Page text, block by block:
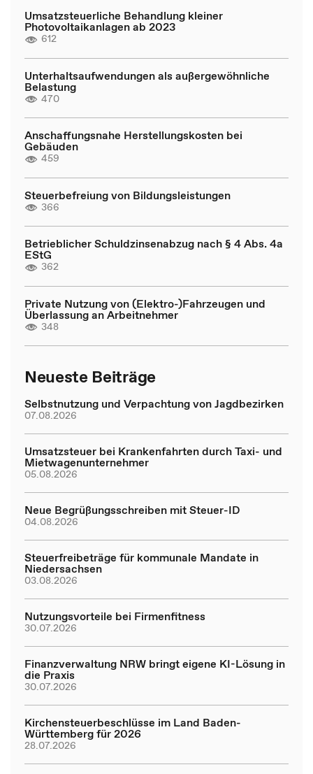
Umsatzsteuerliche Behandlung kleiner
Photovoltaikanlagen ab 2023
612
Unterhaltsaufwendungen als außergewöhnliche
Belastung
470
Anschaffungsnahe Herstellungskosten bei
Gebäuden
459
Steuerbefreiung von Bildungsleistungen
366
Betrieblicher Schuldzinsenabzug nach § 4 Abs. 4a
EStG
362
Private Nutzung von (Elektro-)Fahrzeugen und
Überlassung an Arbeitnehmer
348
Neueste Beiträge
Selbstnutzung und Verpachtung von Jagdbezirken
07.08.2026
Umsatzsteuer bei Krankenfahrten durch Taxi- und
Mietwagenunternehmer
05.08.2026
Neue Begrüßungsschreiben mit Steuer-ID
04.08.2026
Steuerfreibeträge für kommunale Mandate in
Niedersachsen
03.08.2026
Nutzungsvorteile bei Firmenfitness
30.07.2026
Finanzverwaltung NRW bringt eigene KI-Lösung in
die Praxis
30.07.2026
Kirchensteuerbeschlüsse im Land Baden-
Württemberg für 2026
28.07.2026